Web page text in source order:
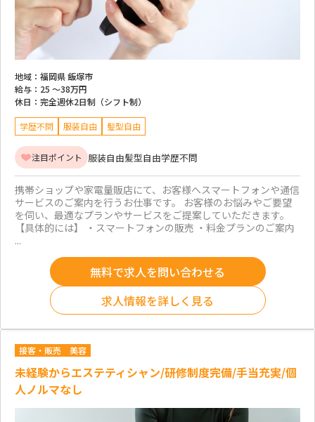
地域： 福岡県 飯塚市
給与： 25 ～38万円
休日： 完全週休2日制（シフト制）
学歴不問 服装自由 髪型自由
注目ポイント 服装自由髪型自由学歴不問
携帯ショップや家電量販店にて、お客様へスマートフォンや通信
サービスのご案内を行うお仕事です。 お客様のお悩みやご要望
を伺い、最適なプランやサービスをご提案していただきます。
【具体的には】 ・スマートフォンの販売 ・料金プランのご案内
...
無料で求人を問い合わせる
求人情報を詳しく見る
接客・販売 美容
未経験からエステティシャン/研修制度完備/手当充実/個
人ノルマなし